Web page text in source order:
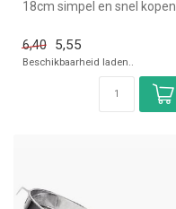
18cm simpel en snel kopen
Overzichtelij...
6,40 5,55
Beschikbaarheid laden..